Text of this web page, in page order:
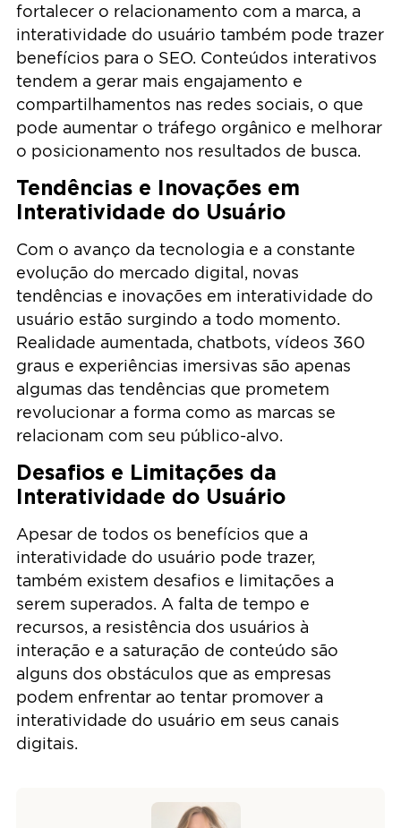
fortalecer o relacionamento com a marca, a
interatividade do usuário também pode trazer
benefícios para o SEO. Conteúdos interativos
tendem a gerar mais engajamento e
compartilhamentos nas redes sociais, o que
pode aumentar o tráfego orgânico e melhorar
o posicionamento nos resultados de busca.
Tendências e Inovações em
Interatividade do Usuário
Com o avanço da tecnologia e a constante
evolução do mercado digital, novas
tendências e inovações em interatividade do
usuário estão surgindo a todo momento.
Realidade aumentada, chatbots, vídeos 360
graus e experiências imersivas são apenas
algumas das tendências que prometem
revolucionar a forma como as marcas se
relacionam com seu público-alvo.
Desafios e Limitações da
Interatividade do Usuário
Apesar de todos os benefícios que a
interatividade do usuário pode trazer,
também existem desafios e limitações a
serem superados. A falta de tempo e
recursos, a resistência dos usuários à
interação e a saturação de conteúdo são
alguns dos obstáculos que as empresas
podem enfrentar ao tentar promover a
interatividade do usuário em seus canais
digitais.